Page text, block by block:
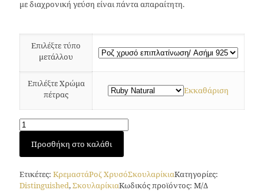
με διαχρονική γεύση είναι πάντα απαραίτητη.
Επιλέξτε τύπο
μετάλλου
Επιλέξτε Χρώμα
πέτρας
Εκκαθάριση
Narcissus
hangers
(Ροζ
Χρυσός)
ποσότητα
Προσθήκη στο καλάθι
Ετικέτες: ΚρεμαστάΡοζ ΧρυσόΣκουλαρίκιαΚατηγορίες:
Distinguished,ΣκουλαρίκιαΚωδικός προϊόντος: Μ/Δ